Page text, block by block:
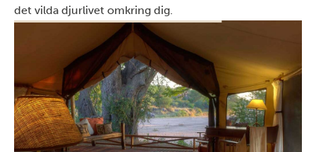
det vilda djurlivet omkring dig.